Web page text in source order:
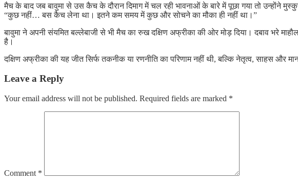
मैच के बाद जब बावुमा से उस कैच के दौरान दिमाग में चल रही भावनाओं के बारे में पूछा गया तो उन्होंने
“कुछ नहीं… बस कैच लेना था। इतने कम समय में कुछ और सोचने का मौका ही नहीं था।”
बावुमा ने अपनी संयमित बल्लेबाजी से भी मैच का रुख दक्षिण अफ्रीका की ओर मोड़ दिया। दबाव भरे
है।
दक्षिण अफ्रीका की यह जीत सिर्फ तकनीक या रणनीति का परिणाम नहीं थी, बल्कि नेतृत्व, साहस
Leave a Reply
Your email address will not be published. Required fields are marked *
Comment *